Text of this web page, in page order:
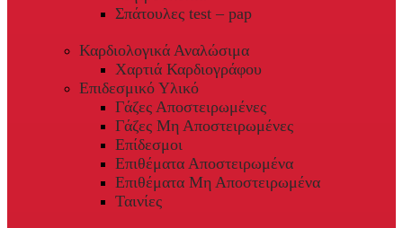
Σπάτουλες test – pap
Καρδιολογικά Αναλώσιμα
Χαρτιά Καρδιογράφου
Επιδεσμικό Υλικό
Γάζες Αποστειρωμένες
Γάζες Μη Αποστειρωμένες
Επίδεσμοι
Επιθέματα Αποστειρωμένα
Επιθέματα Μη Αποστειρωμένα
Ταινίες